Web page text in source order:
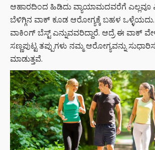
ಎಐ
ಆಹಾರದಿಂದ ಹಿಡಿದು ವ್ಯಾಯಾಮದವರೆಗೆ ಎಲ್ಲವೂ
ಬೆಳಿಗ್ಗಿನ ವಾಕ್ ಕೂಡ ಆರೋಗ್ಯಕ್ಕೆ ಬಹಳ
ವಾಕಿಂಗ್ ಬೆಸ್ಟ್ ಎನ್ನುವವರಿದ್ದಾರೆ. ಆದ್ರೆ ಈ ವಾಕ್
ಸಣ್ಣಪುಟ್ಟ ತಪ್ಪುಗಳು ನಮ್ಮ ಆರೋಗ್ಯವನ್ನು
ಮಾಡುತ್ತವೆ.